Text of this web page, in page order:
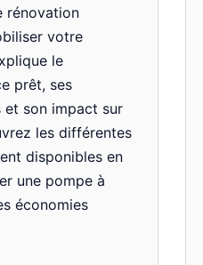
rénovation
votre
le
prêt, ses
et son impact sur
les différentes
disponibles en
une pompe à
économies